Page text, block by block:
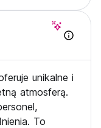
unikalne i
atmosferą.
To